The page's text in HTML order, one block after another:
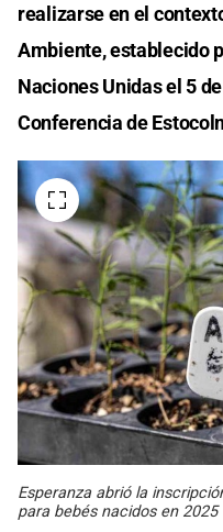
realizarse en el
Ambiente, establecido
Naciones Unidas el 5
Conferencia de
Esperanza abrió la
para bebés nacidos en 2025